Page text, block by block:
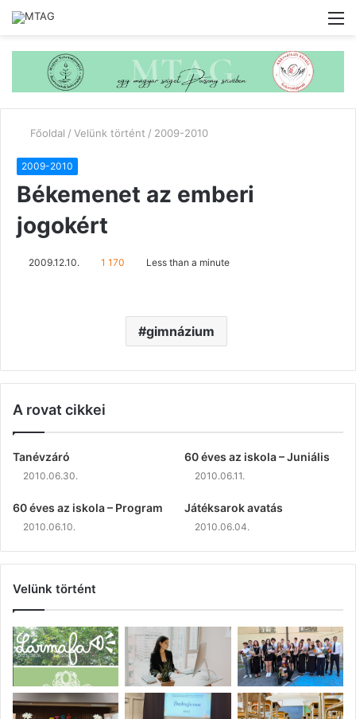
Főoldal / Velünk történt / 2009-2010
2009-2010
Békemenet az emberi
jogokért
2009.12.10. 1 170 Less than a minute
gimnázium
A rovat cikkei
Tanévzáró
2010.06.30.
60 éves az iskola – Juniális
2010.06.11.
60 éves az iskola – Program
2010.06.10.
Játéksarok avatás
2010.06.04.
Velünk történt